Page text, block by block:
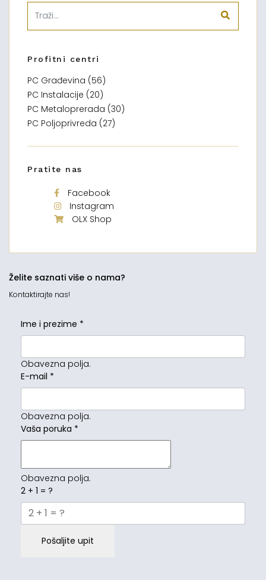
Profitni centri
PC Građevina (56)
PC Instalacije (20)
PC Metaloprerada (30)
PC Poljoprivreda (27)
Pratite nas
Facebook
Instagram
OLX Shop
Želite saznati više o nama?
Kontaktirajte nas!
Ime i prezime *
Obavezna polja.
E-mail *
Obavezna polja.
Vaša poruka *
Obavezna polja.
2 + 1 = ?
Pošaljite upit